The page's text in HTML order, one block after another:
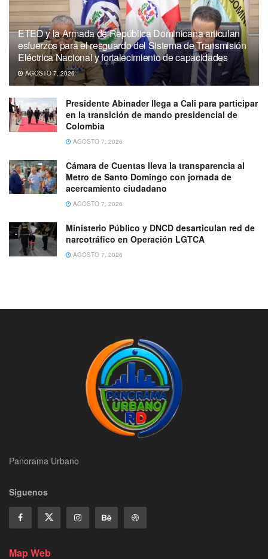
ETED y la Armada de República Dominicana articulan
esfuerzos para el resguardo del Sistema de Transmisión
Eléctrica Nacional y fortalecimiento de capacidades
AGOSTO 7, 2026
Presidente Abinader llega a Cali para participar
en la transición de mando presidencial de
Colombia
AGOSTO 7, 2026
Cámara de Cuentas lleva la transparencia al
Metro de Santo Domingo con jornada de
acercamiento ciudadano
AGOSTO 7, 2026
Ministerio Público y DNCD desarticulan red de
narcotráfico en Operación LGTCA
AGOSTO 7, 2026
Panorama Urbano
Siguenos
Map Web